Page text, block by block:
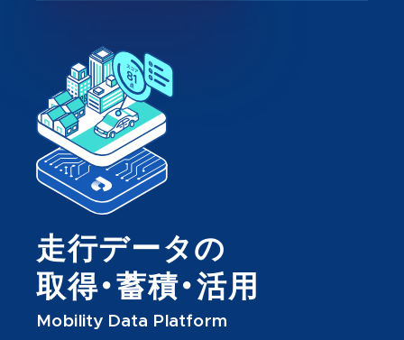
走行データの
取得・蓄積・活用
Mobility Data Platform